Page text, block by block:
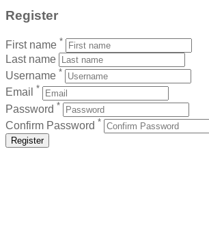
Register
First name *
Last name
Username *
Email *
Password *
Confirm Password *
Register